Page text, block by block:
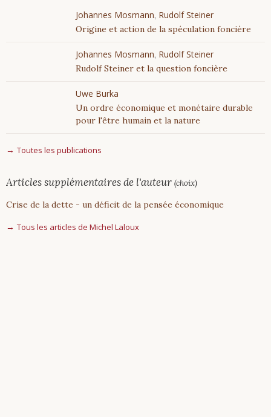
Johannes Mosmann, Rudolf Steiner
Origine et action de la spéculation foncière
Johannes Mosmann, Rudolf Steiner
Rudolf Steiner et la question foncière
Uwe Burka
Un ordre économique et monétaire durable
pour l'être humain et la nature
Toutes les publications
Articles supplémentaires de l'auteur (choix)
Crise de la dette - un déficit de la pensée économique
Tous les articles de Michel Laloux